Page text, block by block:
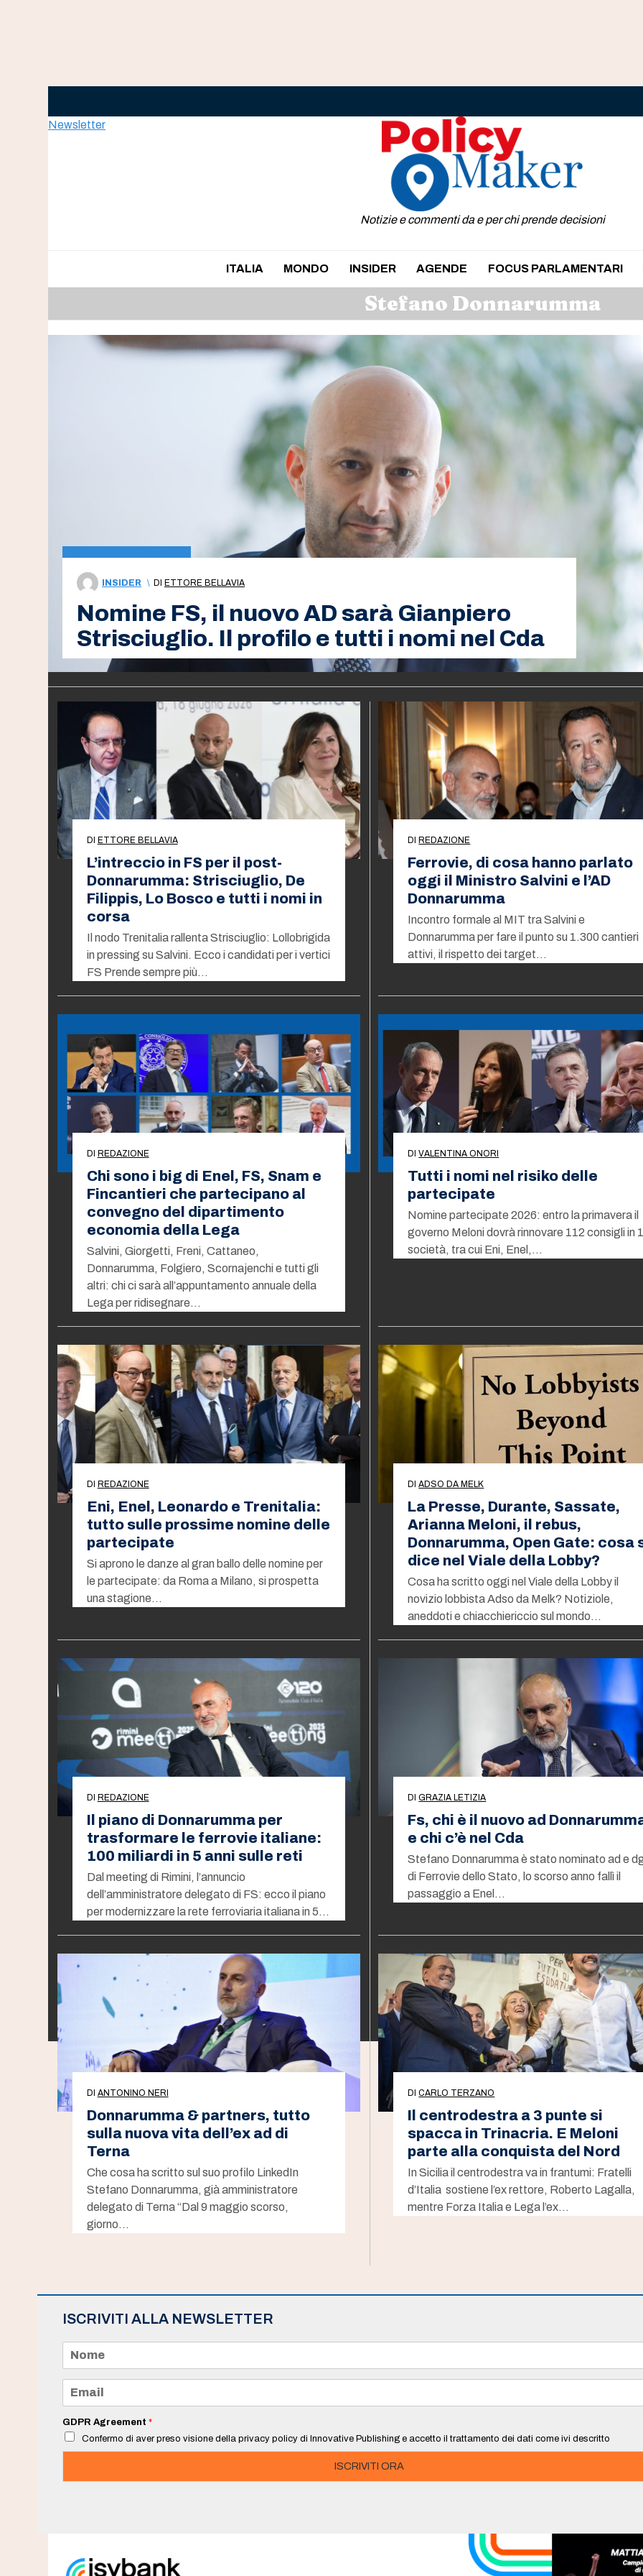
Newsletter
Notizie e commenti da e per chi prende decisioni
ITALIA MONDO INSIDER AGENDE FOCUS PARLAMENTARI
Stefano Donnarumma
INSIDER \ DI ETTORE BELLAVIA
Nomine FS, il nuovo AD sarà Gianpiero
Strisciuglio. Il profilo e tutti i nomi nel Cda
DI ETTORE BELLAVIA
L’intreccio in FS per il post-
Donnarumma: Strisciuglio, De
Filippis, Lo Bosco e tutti i nomi in
corsa
Il nodo Trenitalia rallenta Strisciuglio: Lollobrigida
in pressing su Salvini. Ecco i candidati per i vertici
FS Prende sempre più…
DI REDAZIONE
Ferrovie, di cosa hanno parlato
oggi il Ministro Salvini e l’AD
Donnarumma
Incontro formale al MIT tra Salvini e
Donnarumma per fare il punto su 1.300 cantieri
attivi, il rispetto dei target…
DI REDAZIONE
Chi sono i big di Enel, FS, Snam e
Fincantieri che partecipano al
convegno del dipartimento
economia della Lega
Salvini, Giorgetti, Freni, Cattaneo,
Donnarumma, Folgiero, Scornajenchi e tutti gli
altri: chi ci sarà all’appuntamento annuale della
Lega per ridisegnare…
DIVALENTINA ONORI
Tutti i nomi nel risiko delle
partecipate
Nomine partecipate 2026: entro la primavera il
governo Meloni dovrà rinnovare 112 consigli in
società, tra cui Eni, Enel,…
DI REDAZIONE
Eni, Enel, Leonardo e Trenitalia:
tutto sulle prossime nomine delle
partecipate
Si aprono le danze al gran ballo delle nomine per
le partecipate: da Roma a Milano, si prospetta
una stagione…
DIADSO DA MELK
La Presse, Durante, Sassate,
Arianna Meloni, il rebus,
Donnarumma, Open Gate: cosa
dice nel Viale della Lobby?
Cosa ha scritto oggi nel Viale della Lobby il
novizio lobbista Adso da Melk? Notiziole,
aneddoti e chiacchiericcio sul mondo…
DI REDAZIONE
Il piano di Donnarumma per
trasformare le ferrovie italiane:
100 miliardi in 5 anni sulle reti
Dal meeting di Rimini, l’annuncio
dell’amministratore delegato di FS: ecco il piano
per modernizzare la rete ferroviaria italiana in 5…
DIGRAZIA LETIZIA
Fs, chi è il nuovo ad
e chi c’è nel Cda
Stefano Donnarumma è stato nominato ad e
di Ferrovie dello Stato, lo scorso anno fallì il
passaggio a Enel…
DI ANTONINO NERI
Donnarumma & partners, tutto
sulla nuova vita dell’ex ad di
Terna
Che cosa ha scritto sul suo profilo LinkedIn
Stefano Donnarumma, già amministratore
delegato di Terna “Dal 9 maggio scorso,
giorno…
DICARLO TERZANO
Il centrodestra a 3 punte si
spacca in Trinacria. E Meloni
parte alla conquista del Nord
In Sicilia il centrodestra va in frantumi: Fratelli
d’Italia sostiene l’ex rettore, Roberto Lagalla,
mentre Forza Italia e Lega l’ex…
ISCRIVITI ALLA NEWSLETTER
m
e
a
i
*
GDPR Agreement *
Confermo di aver preso visione della privacy policy di Innovative Publishing e accetto il trattamento dei dati come ivi descritto
ISCRIVITI ORA